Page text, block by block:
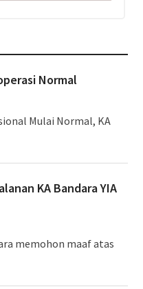
Normal
Mulai Normal, KA
KA Bandara YIA
memohon maaf atas